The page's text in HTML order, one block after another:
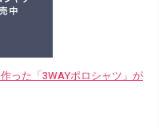
った「3WAYポロシャツ」が